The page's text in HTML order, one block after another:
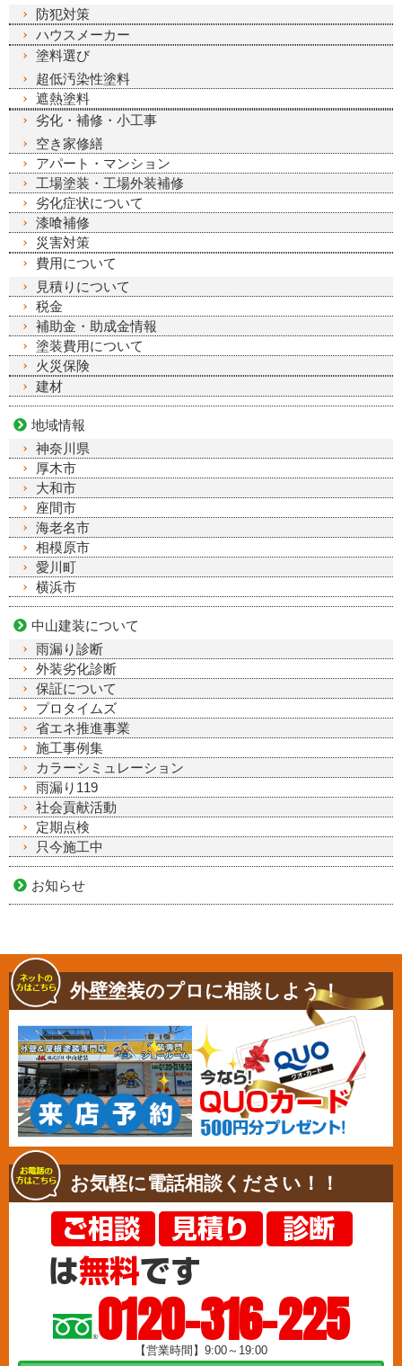
防犯対策
ハウスメーカー
塗料選び
超低汚染性塗料
遮熱塗料
劣化・補修・小工事
空き家修繕
アパート・マンション
工場塗装・工場外装補修
劣化症状について
漆喰補修
災害対策
費用について
見積りについて
税金
補助金・助成金情報
塗装費用について
火災保険
建材
地域情報
神奈川県
厚木市
大和市
座間市
海老名市
相模原市
愛川町
横浜市
中山建装について
雨漏り診断
外装劣化診断
保証について
プロタイムズ
省エネ推進事業
施工事例集
カラーシミュレーション
雨漏り119
社会貢献活動
定期点検
只今施工中
お知らせ
外壁塗装のプロに相談しよう！
お気軽に電話相談ください！！
0120-316-225
【営業時間】9:00～19:00